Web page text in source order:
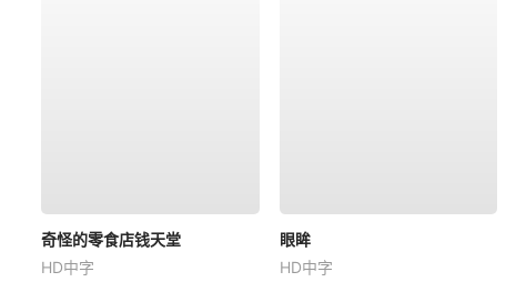
奇怪的零食店钱天堂
HD中字
眼眸
HD中字